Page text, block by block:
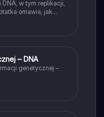
w tym replikacji,
omawia, jak
z pokolenia
DNA. Idealna
– DNA
genetycznej –